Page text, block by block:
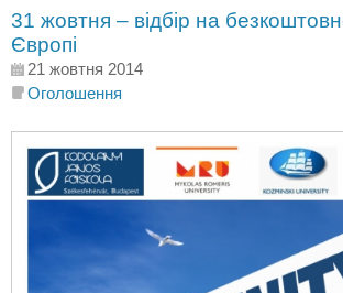
31 жовтня – відбір на
Європі
21 жовтня 2014
Оголошення